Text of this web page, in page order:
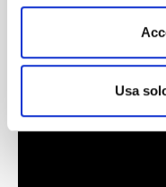
Usa
#BusForFun
#ConcertiInBus
#MaxForever